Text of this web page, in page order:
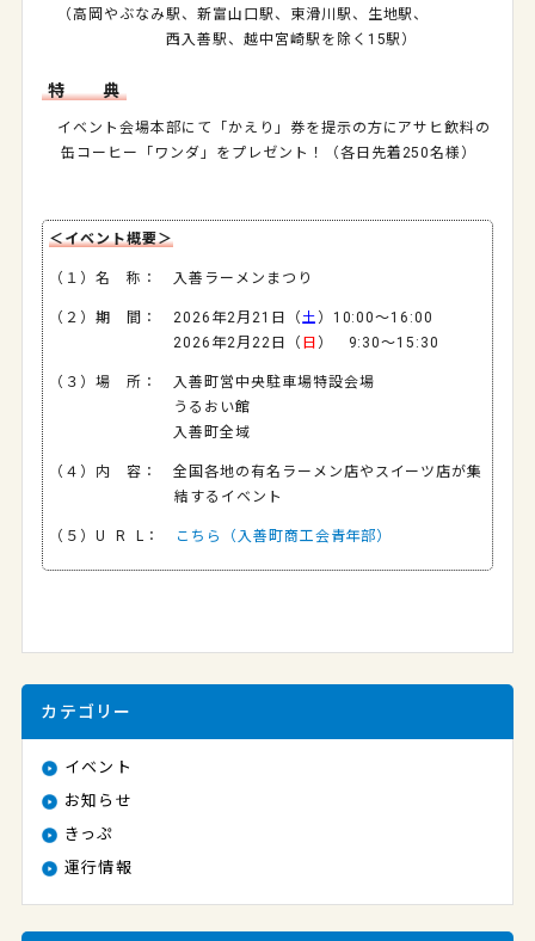
（高岡やぶなみ駅、新富山口駅、東滑川駅、生地駅、
西入善駅、越中宮崎駅を除く15駅）
特 典
イベント会場本部にて「かえり」券を提示の方にアサヒ飲料の
缶コーヒー「ワンダ」をプレゼント！（各日先着250名様）
＜イベント概要＞
（１）名 称： 入善ラーメンまつり
（２）期 間： 2026年2月21日（土 ）10:00～16:00
2026年2月22日（ 日 ） 9:30～15:30
（３）場 所： 入善町営中央駐車場特設会場
うるおい館
入善町全域
（４）内 容： 全国各地の有名ラーメン店やスイーツ店が集
結するイベント
（５）U R L： こちら（入善町商工会青年部）
カテゴリー
イベント
お知らせ
きっぷ
運行情報